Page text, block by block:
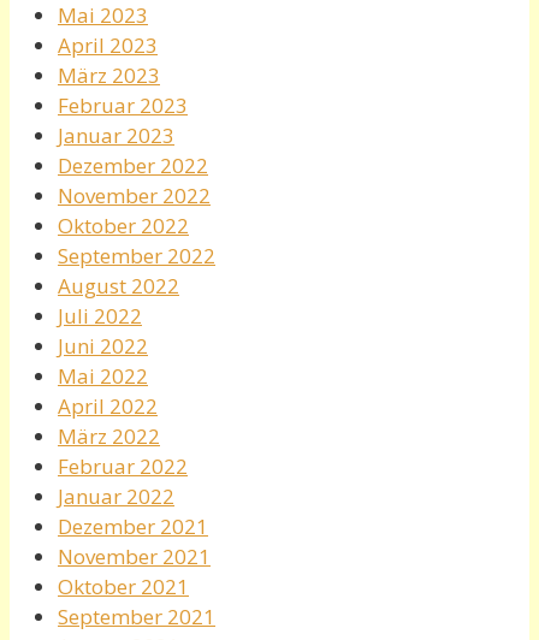
Mai 2023
April 2023
März 2023
Februar 2023
Januar 2023
Dezember 2022
November 2022
Oktober 2022
September 2022
August 2022
Juli 2022
Juni 2022
Mai 2022
April 2022
März 2022
Februar 2022
Januar 2022
Dezember 2021
November 2021
Oktober 2021
September 2021